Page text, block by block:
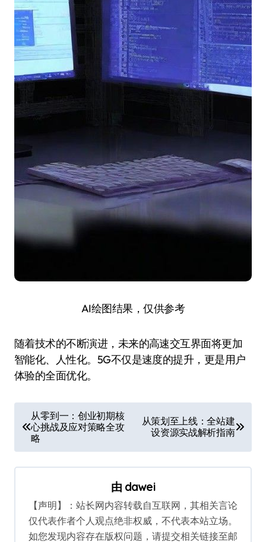
AI绘图结果，仅供参考
随着技术的不断演进，未来的高速交互界面将更加
智能化、人性化。5G不仅是速度的提升，更是用户
体验的全面优化。
章
导
航
从零到一：创业初期核
心挑战及应对策略全攻
略
从策划至上线：全站建
设资源实战解析指南
由 dawei
【声明】：站长网内容转载自互联网，其相关言论
仅代表作者个人观点绝非权威，不代表本站立场。
如您发现内容存在版权问题，请提交相关链接至邮